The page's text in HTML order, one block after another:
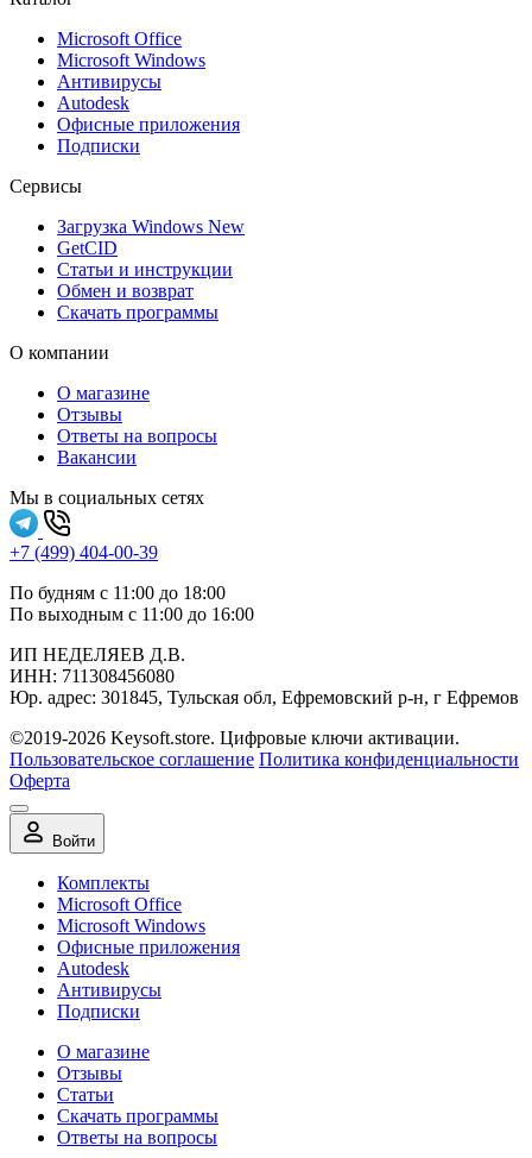
Microsoft Office
Microsoft Windows
Антивирусы
Autodesk
Офисные приложения
Подписки
Сервисы
Загрузка Windows New
GetCID
Статьи и инструкции
Обмен и возврат
Скачать программы
О компании
О магазине
Отзывы
Ответы на вопросы
Вакансии
Мы в социальных сетях
+7 (499) 404-00-39
По будням с 11:00 до 18:00
По выходным с 11:00 до 16:00
ИП НЕДЕЛЯЕВ Д.В.
ИНН: 711308‍456080
Юр. адрес: 301845, Тульская обл, Ефремовский р-н, г Ефремов
©2019-2026 Keysoft.store. Цифровые ключи активации.
Пользовательское соглашение Политика конфиденциальности
Оферта
Войти
Комплекты
Microsoft Office
Microsoft Windows
Офисные приложения
Autodesk
Антивирусы
Подписки
О магазине
Отзывы
Статьи
Скачать программы
Ответы на вопросы